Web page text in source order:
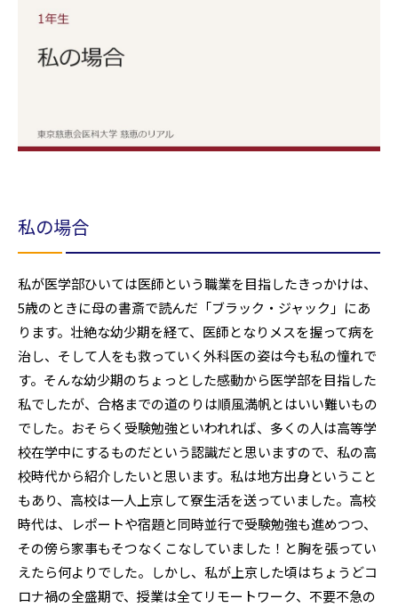
私の場合
私が医学部ひいては医師という職業を目指したきっかけは、
5歳のときに母の書斎で読んだ「ブラック・ジャック」にあ
ります。壮絶な幼少期を経て、医師となりメスを握って病を
治し、そして人をも救っていく外科医の姿は今も私の憧れで
す。そんな幼少期のちょっとした感動から医学部を目指した
私でしたが、合格までの道のりは順風満帆とはいい難いもの
でした。おそらく受験勉強といわれれば、多くの人は高等学
校在学中にするものだという認識だと思いますので、私の高
校時代から紹介したいと思います。私は地方出身ということ
もあり、高校は一人上京して寮生活を送っていました。高校
時代は、レポートや宿題と同時並行で受験勉強も進めつつ、
その傍ら家事もそつなくこなしていました！と胸を張ってい
えたら何よりでした。しかし、私が上京した頃はちょうどコ
ロナ禍の全盛期で、授業は全てリモートワーク、不要不急の